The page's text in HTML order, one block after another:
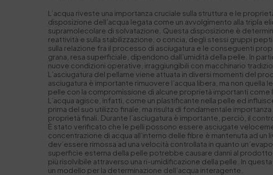
L’acqua riveste una importanza cruciale sulla struttura e le
disposizione dell’acqua legata come un avvolgimento alla tripla
supramolecolare di solvatazione. Questa disposizione è
reattività e sulla stabilizzazione, o concia, degli stessi gruppi
sulla relazione fra il processo di asciugatura e le conseguenti
grana, resa superficiale, dipendono dall’umidità della pelle. In
nuove condizioni operative, irraggiungibili con macchinario
L’asciugatura del pellame viene attuata in diversi momenti del
asciugatura è importante rimuovere l’acqua libera, ma non
pelle con la compromissione di alcune proprietà importanti
L’acqua agisce, infatti, come un plastificante nella pelle ed
prima del suo utilizzo finale, ma risulta di fondamentale
proprietà finali. Durante l’asciugatura è importante, perciò, il
È stato verificato che le pelli possono essere asciugate
concentrazione di acqua all’interno delle fibre è mantenuta ad
dev’essere rimossa ad una velocità controllata in quanto
superficie esterna della pelle potrebbe causare danni al
più risolvibile attraverso una ri-umidificazione della pelle. In
un modello per la determinazione dell’acqua interagente.